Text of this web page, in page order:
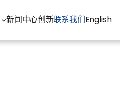
新闻中心创新联系我们English